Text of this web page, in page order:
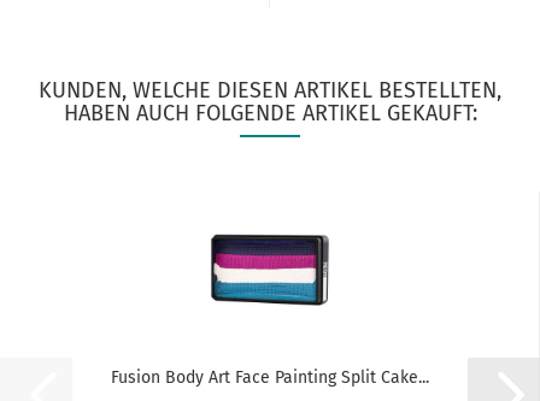
KUNDEN, WELCHE DIESEN ARTIKEL BESTELLTEN,
HABEN AUCH FOLGENDE ARTIKEL GEKAUFT:
Fusion Body Art Face Painting Split Cake...